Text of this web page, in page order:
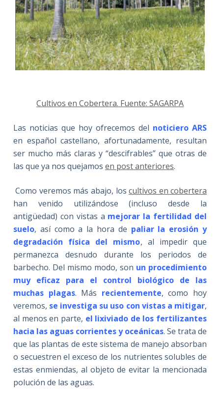
Cultivos en Cobertera. Fuente: SAGARPA
Las noticias que hoy ofrecemos del noticiero ARS
en español castellano, afortunadamente, resultan
ser mucho más claras y “descifrables” que otras de
las que ya nos quejamos en post anteriores.
Como veremos más abajo, loscultivos en cobertera
han venido utilizándose (incluso desde la
antigüedad) con vistas a mejorar la fertilidad del
suelo, así como a la hora de paliar la erosión y
degradación física del mismo, al impedir que
permanezca desnudo durante los periodos de
barbecho. Del mismo modo, son un procedimiento
muy eficaz para el control biológico de las
muchas plagas. Más recientemente, como hoy
veremos, se investiga su uso con vistas a mitigar,
al menos en parte, el lixiviado de los fertilizantes
hacia las aguas corrientes y oceánicas. Se trata de
que las plantas de este sistema de manejo absorban
o secuestren el exceso de los nutrientes solubles de
estas enmiendas, al objeto de evitar la mencionada
polución de las aguas.